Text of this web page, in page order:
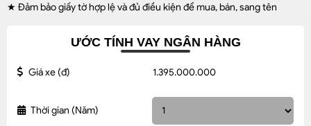
★ Đảm bảo giấy tờ hợp lệ và đủ điều kiện để mua, bán, sang tên
ƯỚC TÍNH VAY NGÂN HÀNG
Giá xe(đ)
Thời gian (Năm)